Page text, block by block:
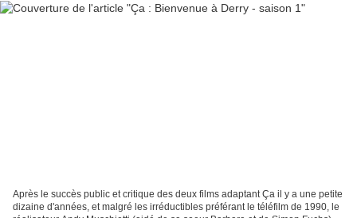
Après le succès public et critique des deux films adaptant Ça il y a une petite
dizaine d'années, et malgré les irréductibles préférant le téléfilm de 1990, le